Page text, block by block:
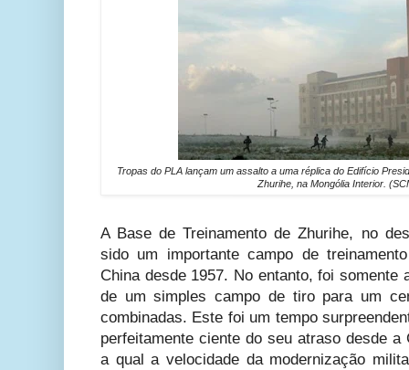
Tropas do PLA lançam um assalto a uma réplica do Edifício
Zhurihe, na Mongólia Interior.
A Base de Treinamento de Zhurihe, no
sido um importante campo de
China desde 1957. No entanto, foi somente
de um simples campo de tiro para um
combinadas. Este foi um tempo
perfeitamente ciente do seu atraso desde
a qual a velocidade da modernização